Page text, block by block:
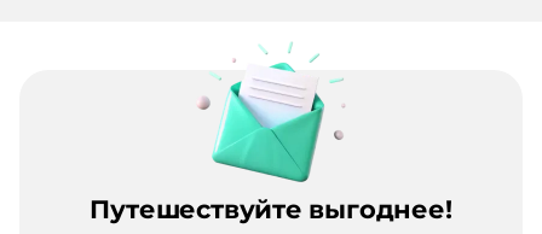
Путешествуйте выгоднее!